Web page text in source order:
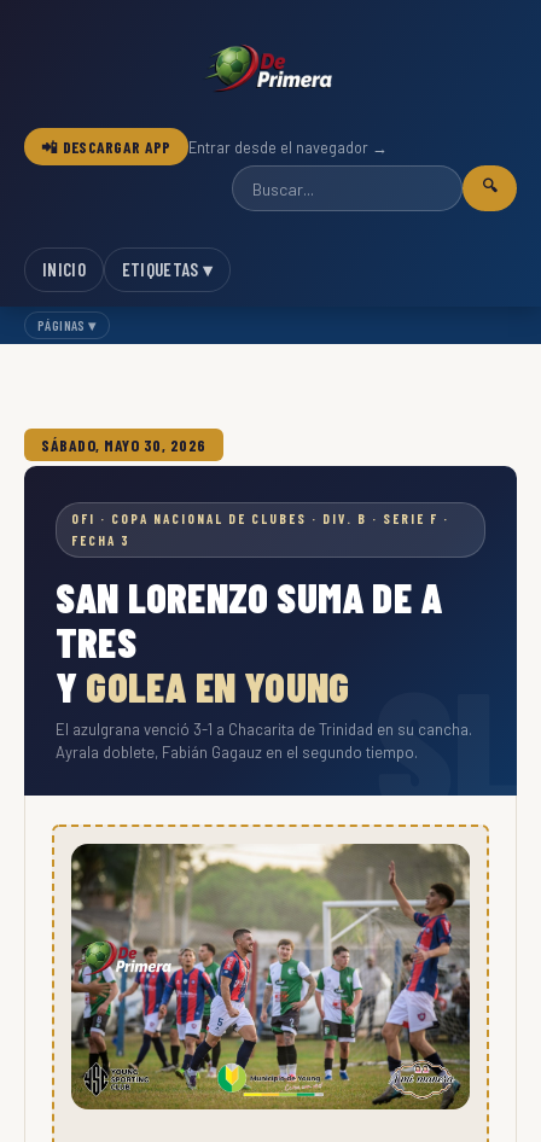
📲 DESCARGAR APP Entrar desde el navegador →
🔍
INICIO ETIQUETAS ▾
PÁGINAS ▾
SÁBADO, MAYO 30, 2026
OFI · COPA NACIONAL DE CLUBES · DIV. B · SERIE F ·
FECHA 3
SAN LORENZO SUMA DE A
TRES
YGOLEA EN YOUNG
El azulgrana venció 3-1 a Chacarita de Trinidad en su cancha.
Ayrala doblete, Fabián Gagauz en el segundo tiempo.